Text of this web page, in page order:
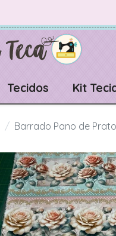
Tecidos Kit
Barrado Pano de